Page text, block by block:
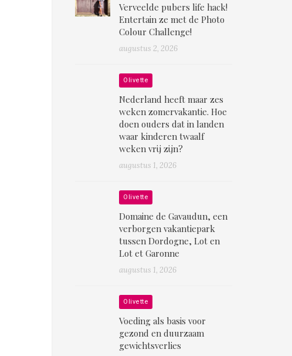
Verveelde pubers life hack!
Entertain ze met de Photo
Colour Challenge!
augustus 2, 2026
Olivette
Nederland heeft maar zes
weken zomervakantie. Hoe
doen ouders dat in landen
waar kinderen twaalf
weken vrij zijn?
augustus 1, 2026
Olivette
Domaine de Gavaudun, een
verborgen vakantiepark
tussen Dordogne, Lot en
Lot et Garonne
augustus 1, 2026
Olivette
Voeding als basis voor
gezond en duurzaam
gewichtsverlies